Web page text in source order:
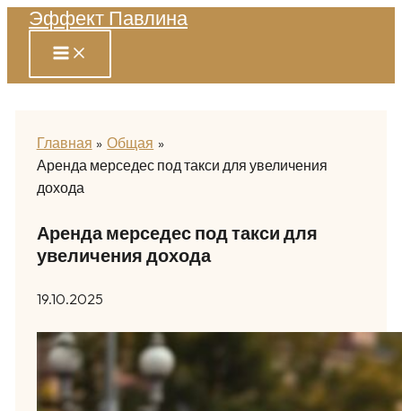
Перейти
содержимому
Эффект Павлина
Главная
Общая
Аренда мерседес под такси для увеличения
дохода
Аренда мерседес под такси для
увеличения дохода
19.10.2025